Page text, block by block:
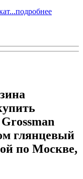
глянцевый
по Москве,